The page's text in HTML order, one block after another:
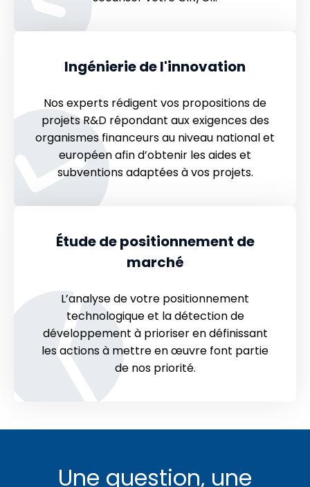
Ingénierie de l'innovation
Nos experts rédigent vos propositions de
projets R&D répondant aux exigences des
organismes financeurs au niveau national et
européen afin d’obtenir les aides et
subventions adaptées à vos projets.
Étude de positionnement de
marché
L’analyse de votre positionnement
technologique et la détection de
développement à prioriser en définissant
les actions à mettre en œuvre font partie
de nos priorité.
Une question, une